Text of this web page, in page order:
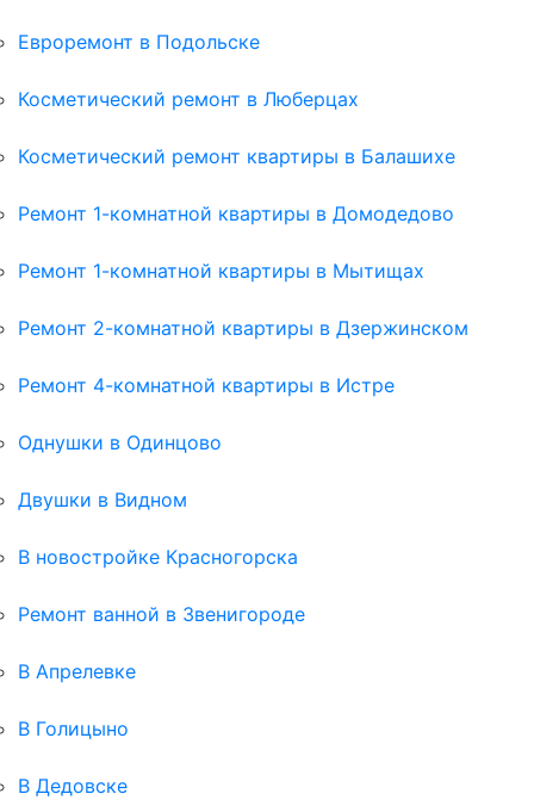
Евроремонт в Подольске
Косметический ремонт в Люберцах
Косметический ремонт квартиры в Балашихе
Ремонт 1-комнатной квартиры в Домодедово
Ремонт 1-комнатной квартиры в Мытищах
Ремонт 2-комнатной квартиры в Дзержинском
Ремонт 4-комнатной квартиры в Истре
Однушки в Одинцово
Двушки в Видном
В новостройке Красногорска
Ремонт ванной в Звенигороде
В Апрелевке
В Голицыно
В Дедовске